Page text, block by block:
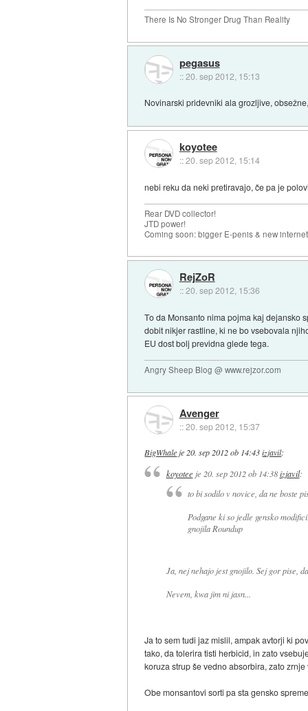
There Is No Stronger Drug Than Reality
pegasus
::20. sep 2012, 15:13
Novinarski pridevniki ala grozljive,
koyotee
::20. sep 2012, 15:14
nebi reku da neki pretiravajo, če pa je
Rear DVD collector!
JTD power!
Coming soon: bigger E-penis & new
RejZoR
::20. sep 2012, 15:36
To da Monsanto nima pojma kaj dejansko
dobit nikjer rastline, ki ne bo vsebovala
EU dost bolj previdna glede tega.
Angry Sheep Blog @ www.rejzor.com
Avenger
::20. sep 2012, 15:37
BigWhaleje20. sep 2012 ob 14:43 izjavil:
koyotee je 20. sep 2012 ob 14:38 izjavil:
to bi sodilo v novice, da ne boste
Podgane ki so jedle gensko
gnojila Roundup
Ja, nej nehajo jest gnojilo. Sej gor pise,
Nevem, kwa jim ni jasn...
Ja to sem tudi jaz mislil, ampak avtorji ki
tako, da tolerira tisti herbicid, in zato
koruza strup še vedno absorbira, zato
Obe monsantovi sorti pa sta gensko